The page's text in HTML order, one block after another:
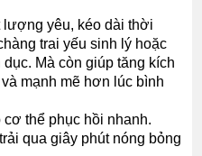
lượng yêu, kéo dài thời
trai yếu sinh lý hoặc
Mà còn giúp tăng kích
mạnh mẽ hơn lúc bình
thể phục hồi nhanh.
qua giây phút nóng bỏng